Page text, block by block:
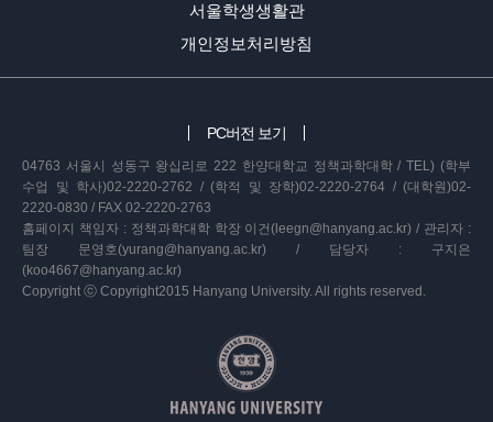
서울학생생활관
개인정보처리방침
PC버전 보기
04763 서울시 성동구 왕십리로 222 한양대학교 정책과학대학 / TEL) (학부
수업 및 학사)02-2220-2762 / (학적 및 장학)02-2220-2764 / (대학원)02-
2220-0830 / FAX 02-2220-2763
홈페이지 책임자 : 정책과학대학 학장 이건(leegn@hanyang.ac.kr) / 관리자 :
팀장 문영호(yurang@hanyang.ac.kr) / 담당자 : 구지은
(koo4667@hanyang.ac.kr)
Copyright ⓒ Copyright2015 Hanyang University. All rights reserved.